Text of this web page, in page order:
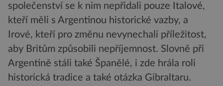
společenství se k nim nepřidali pouze Italové,
kteří měli s Argentinou historické vazby, a
Irové, kteří pro změnu nevynechali příležitost,
aby Britům způsobili nepříjemnost. Slovně při
Argentině stáli také Španělé, i zde hrála roli
historická tradice a také otázka Gibraltaru.